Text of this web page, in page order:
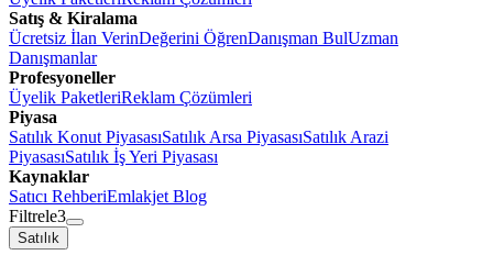
Satış & Kiralama
Ücretsiz İlan VerinDeğerini ÖğrenDanışman BulUzman
Danışmanlar
Profesyoneller
Üyelik PaketleriReklam Çözümleri
Piyasa
Satılık Konut PiyasasıSatılık Arsa PiyasasıSatılık Arazi
PiyasasıSatılık İş Yeri Piyasası
Kaynaklar
Satıcı RehberiEmlakjet Blog
Filtrele3
Satılık